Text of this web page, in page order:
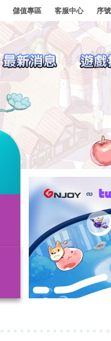
儲值專區 客服中心 序